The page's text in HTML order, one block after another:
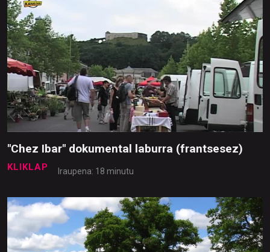
"Chez Ibar" dokumental laburra (frantsesez)
KLIKLAP Iraupena: 18 minutu